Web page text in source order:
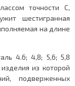
точности С,
шестигранная
на длине
4.6; 4,8; 5,6; 5,8
из которой
подверженных